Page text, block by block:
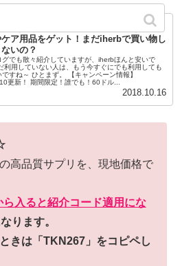
クに賢く育毛ケア】超激安で高品質のサ
ケア用品をゲット！まだiherbで買い物し
いの？
グでも散々紹介していますが、iherbほんと安いで
利用していない人は、もう今すぐにでも利用しても
ですね～ ひとまず。 【キャンペーン情報】
更新！ 期間限定！誰でも！60ドル...
2018.10.16
高品質サプリを、現地価格で
ら入ると紹介コード適用にな
ります。
きは「TKN267」をコピペし